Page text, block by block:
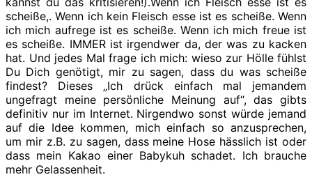
scheiße,. Wenn ich kein Fleisch esse ist es scheiße. Wenn
ich mich aufrege ist es scheiße. Wenn ich mich freue ist
es scheiße. IMMER ist irgendwer da, der was zu kacken
hat. Und jedes Mal frage ich mich: wieso zur Hölle fühlst
Du Dich genötigt, mir zu sagen, dass du was scheiße
findest? Dieses „Ich drück einfach mal jemandem
ungefragt meine persönliche Meinung auf“, das gibts
definitiv nur im Internet. Nirgendwo sonst würde jemand
auf die Idee kommen, mich einfach so anzusprechen,
um mir z.B. zu sagen, dass meine Hose hässlich ist oder
dass mein Kakao einer Babykuh schadet. Ich brauche
mehr Gelassenheit.